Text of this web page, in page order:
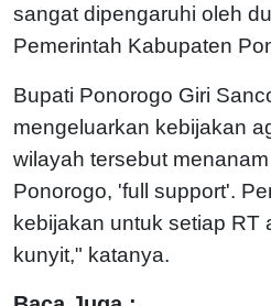
sangat dipengaruhi oleh
Pemerintah Kabupaten
Bupati Ponorogo Giri
mengeluarkan kebijakan
wilayah tersebut
Ponorogo, 'full support'.
kebijakan untuk setiap RT
kunyit," katanya.